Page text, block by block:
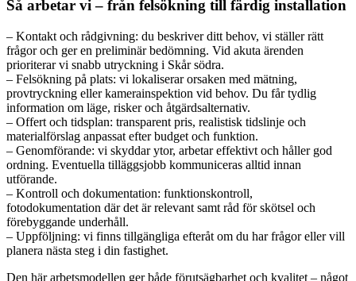
Så arbetar vi – från felsökning till färdig installation
– Kontakt och rådgivning: du beskriver ditt behov, vi ställer rätt
frågor och ger en preliminär bedömning. Vid akuta ärenden
prioriterar vi snabb utryckning i Skår södra.
– Felsökning på plats: vi lokaliserar orsaken med mätning,
provtryckning eller kamerainspektion vid behov. Du får tydlig
information om läge, risker och åtgärdsalternativ.
– Offert och tidsplan: transparent pris, realistisk tidslinje och
materialförslag anpassat efter budget och funktion.
– Genomförande: vi skyddar ytor, arbetar effektivt och håller god
ordning. Eventuella tilläggsjobb kommuniceras alltid innan
utförande.
– Kontroll och dokumentation: funktionskontroll,
fotodokumentation där det är relevant samt råd för skötsel och
förebyggande underhåll.
– Uppföljning: vi finns tillgängliga efteråt om du har frågor eller vill
planera nästa steg i din fastighet.
Den här arbetsmodellen ger både förutsägbarhet och kvalitet – något